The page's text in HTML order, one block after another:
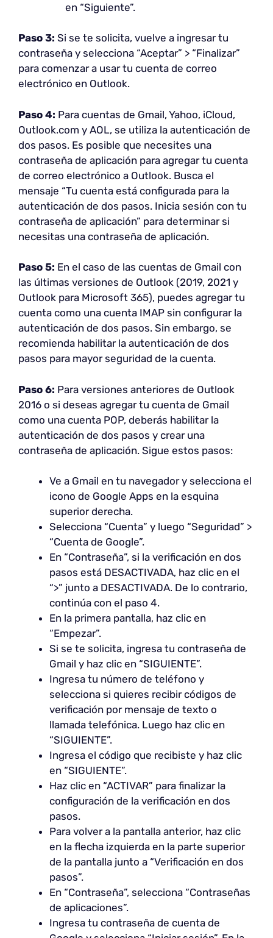
en “Siguiente”.
Paso 3: Si se te solicita, vuelve a ingresar tu
contraseña y selecciona “Aceptar” > “Finalizar”
para comenzar a usar tu cuenta de correo
electrónico en Outlook.
Paso 4: Para cuentas de Gmail, Yahoo, iCloud,
Outlook.com y AOL, se utiliza la autenticación de
dos pasos. Es posible que necesites una
contraseña de aplicación para agregar tu cuenta
de correo electrónico a Outlook. Busca el
mensaje “Tu cuenta está configurada para la
autenticación de dos pasos. Inicia sesión con tu
contraseña de aplicación” para determinar si
necesitas una contraseña de aplicación.
Paso 5: En el caso de las cuentas de Gmail con
las últimas versiones de Outlook (2019, 2021 y
Outlook para Microsoft 365), puedes agregar tu
cuenta como una cuenta IMAP sin configurar la
autenticación de dos pasos. Sin embargo, se
recomienda habilitar la autenticación de dos
pasos para mayor seguridad de la cuenta.
Paso 6: Para versiones anteriores de Outlook
2016 o si deseas agregar tu cuenta de Gmail
como una cuenta POP, deberás habilitar la
autenticación de dos pasos y crear una
contraseña de aplicación. Sigue estos pasos:
Ve a Gmail en tu navegador y selecciona el
icono de Google Apps en la esquina
superior derecha.
Selecciona “Cuenta” y luego “Seguridad” >
“Cuenta de Google”.
En “Contraseña”, si la verificación en dos
pasos está DESACTIVADA, haz clic en el
“>” junto a DESACTIVADA. De lo contrario,
continúa con el paso 4.
En la primera pantalla, haz clic en
“Empezar”.
Si se te solicita, ingresa tu contraseña de
Gmail y haz clic en “SIGUIENTE”.
Ingresa tu número de teléfono y
selecciona si quieres recibir códigos de
verificación por mensaje de texto o
llamada telefónica. Luego haz clic en
“SIGUIENTE”.
Ingresa el código que recibiste y haz clic
en “SIGUIENTE”.
Haz clic en “ACTIVAR” para finalizar la
configuración de la verificación en dos
pasos.
Para volver a la pantalla anterior, haz clic
en la flecha izquierda en la parte superior
de la pantalla junto a “Verificación en dos
pasos”.
En “Contraseña”, selecciona “Contraseñas
de aplicaciones”.
Ingresa tu contraseña de cuenta de